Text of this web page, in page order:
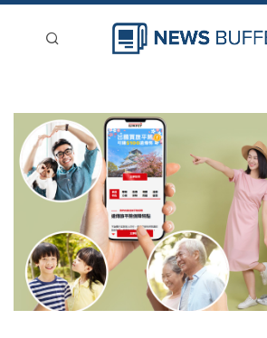
新聞稿分類
登入
刊登